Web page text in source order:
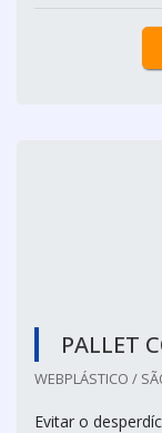
PALLET
WEBPLÁSTICO /
Evitar o